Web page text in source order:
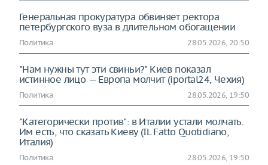
Генеральная прокуратура обвиняет ректора
петербургского вуза в длительном обогащении
Политика 28.05.2026, 20:50
"Нам нужны тут эти свиньи?" Киев показал
истинное лицо — Европа молчит (iportal24, Чехия)
Политика 28.05.2026, 19:50
"Категорически против": в Италии устали молчать.
Им есть, что сказать Киеву (IL Fatto Quotidiano,
Италия)
Политика 28.05.2026, 19:50